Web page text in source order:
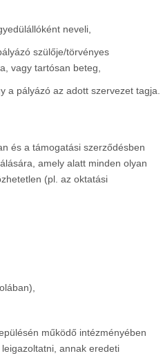
neveli,
szülője/törvényes
vagy tartósan beteg,
a pályázó az adott szervezet tagja.
és a támogatási szerződésben
amely alatt minden olyan
(pl. az oktatási
működő intézményében
annak eredeti